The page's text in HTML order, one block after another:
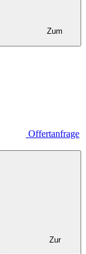
Zum
Offertanfrage
Zur